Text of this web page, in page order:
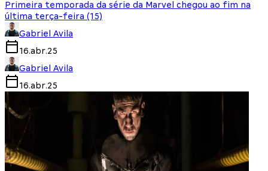
Primeira temporada da série da Marvel chegou ao fim na
última terça-feira (15)
Gabriel Avila
16.abr.25
Gabriel Avila
16.abr.25